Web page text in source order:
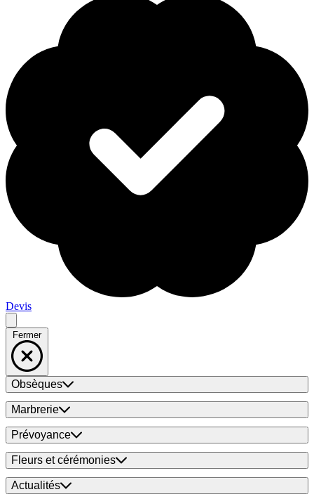
Devis
Fermer
Obsèques
Marbrerie
Prévoyance
Fleurs et cérémonies
Actualités